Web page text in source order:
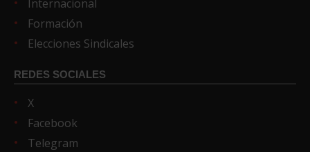
Internacional
Formación
Elecciones Sindicales
REDES SOCIALES
X
Facebook
Telegram